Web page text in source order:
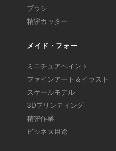
ブラシ
精密カッター
メイド・フォー
ミニチュアペイント
ファインアート＆イラスト
スケールモデル
3Dプリンティング
精密作業
ビジネス用途